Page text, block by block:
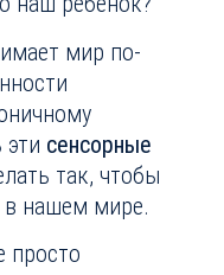
мир по-
сенсорные
так, чтобы
нашем мире.
просто